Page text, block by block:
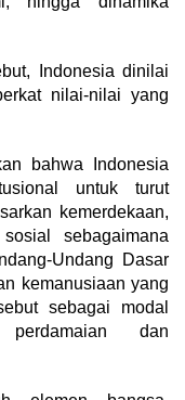
Indonesia dinilai
nilai-nilai yang
bahwa Indonesia
untuk turut
kemerdekaan,
sebagaimana
Undang Dasar
kemanusiaan yang
sebagai modal
dan